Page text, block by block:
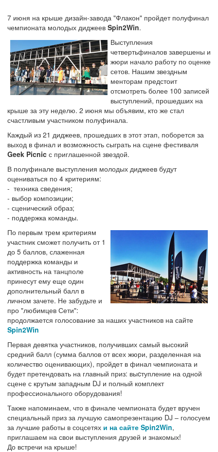
7 июня на крыше дизайн-завода "Флакон" пройдет полуфинал
чемпионата молодых диджеев Spin2Win.
Выступления
четвертьфиналов завершены и
жюри начало работу по оценке
сетов. Нашим звездным
менторам предстоит
отсмотреть более 100 записей
выступлений, прошедших на
крыше за эту неделю. 2 июня мы объявим, кто же стал
счастливым участником полуфинала.
Каждый из 21 диджеев, прошедших в этот этап, поборется за
выход в финал и возможность сыграть на сцене фестиваля
Geek Picnic с приглашенной звездой.
В полуфинале выступления молодых диджеев будут
оцениваться по 4 критериям:
- техника сведения;
- выбор композиции;
- сценический образ;
- поддержка команды.
По первым трем критериям
участник сможет получить от 1
до 5 баллов, слаженная
поддержка команды и
активность на танцполе
принесут ему еще один
дополнительный балл в
личном зачете. Не забудьте и
про "любимцев Сети":
продолжается голосование за наших участников на сайте
Spin2Win
Первая девятка участников, получивших самый высокий
средний балл (сумма баллов от всех жюри, разделенная на
количество оценивающих), пройдет в финал чемпионата и
будет претендовать на главный приз: выcтупление на одной
сцене с крутым западным DJ и полный комплект
профессионального оборудования!
Также напоминаем, что в финале чемпионата будет вручен
специальный приз за лучшую самопрезентацию DJ – голосуем
за лучшие работы в соцсетях и на сайте Spin2Win,
приглашаем на свои выступления друзей и знакомых!
До встречи на крыше!